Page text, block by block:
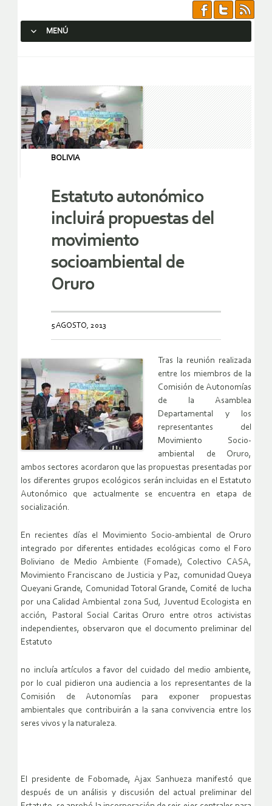
MENÚ
BOLIVIA
Estatuto autonómico
incluirá propuestas del
movimiento
socioambiental de
Oruro
5 AGOSTO, 2013
Tras la reunión realizada
entre los miembros de la
Comisión de Autonomías
de la Asamblea
Departamental y los
representantes del
Movimiento Socio-
ambiental de Oruro,
ambos sectores acordaron que las propuestas presentadas por
los diferentes grupos ecológicos serán incluidas en el Estatuto
Autonómico que actualmente se encuentra en etapa de
socialización.
En recientes días el Movimiento Socio-ambiental de Oruro
integrado por diferentes entidades ecológicas como el Foro
Boliviano de Medio Ambiente (Fomade), Colectivo CASA,
Movimiento Franciscano de Justicia y Paz, comunidad Queya
Queyani Grande, Comunidad Totoral Grande, Comité de lucha
por una Calidad Ambiental zona Sud, Juventud Ecologista en
acción, Pastoral Social Caritas Oruro entre otros activistas
independientes, observaron que el documento preliminar del
Estatuto
no incluía artículos a favor del cuidado del medio ambiente,
por lo cual pidieron una audiencia a los representantes de la
Comisión de Autonomías para exponer propuestas
ambientales que contribuirán a la sana convivencia entre los
seres vivos y la naturaleza.
El presidente de Fobomade, Ajax Sanhueza manifestó que
después de un análisis y discusión del actual preliminar del